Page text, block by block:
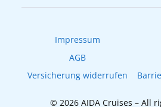
Impressum
AGB
Versicherung widerrufen
© 2026 AIDA Cruises – All